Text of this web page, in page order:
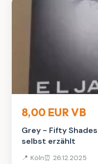
8,00 EUR VB
Grey - Fifty
selbst erzählt
📍 Köln⏰ 26.12.2025